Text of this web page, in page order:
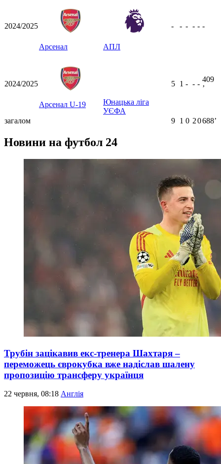
2024/2025
Арсенал АПЛ
- - - - - -
2024/2025
Арсенал U-19
Юнацька ліга
УЄФА
5 1 - - -
409
ʼ
загалом 9 1 0 20688ʼ
Новини на футбол 24
Трубін зацікавив екс-тренера Шахтаря –
переможець єврокубка вже надіслав шалену
пропозицію трансферу українця
22 червня, 08:18 Англія